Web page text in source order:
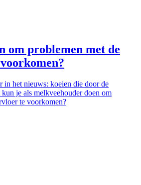
om problemen met de
in het nieuws: koeien die door de
je als melkveehouder doen om
te voorkomen?